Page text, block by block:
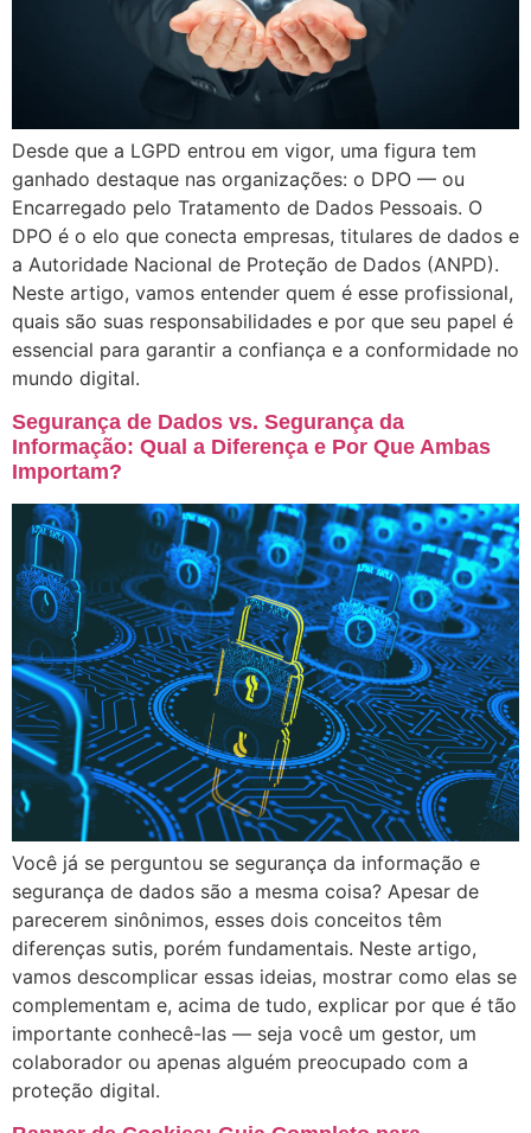
Desde que a LGPD entrou em vigor, uma figura tem
ganhado destaque nas organizações: o DPO — ou
Encarregado pelo Tratamento de Dados Pessoais. O
DPO é o elo que conecta empresas, titulares de dados e
a Autoridade Nacional de Proteção de Dados (ANPD).
Neste artigo, vamos entender quem é esse profissional,
quais são suas responsabilidades e por que seu papel é
essencial para garantir a confiança e a conformidade no
mundo digital.
Segurança de Dados vs. Segurança da
Informação: Qual a Diferença e Por Que Ambas
Importam?
Você já se perguntou se segurança da informação e
segurança de dados são a mesma coisa? Apesar de
parecerem sinônimos, esses dois conceitos têm
diferenças sutis, porém fundamentais. Neste artigo,
vamos descomplicar essas ideias, mostrar como elas se
complementam e, acima de tudo, explicar por que é tão
importante conhecê-las — seja você um gestor, um
colaborador ou apenas alguém preocupado com a
proteção digital.